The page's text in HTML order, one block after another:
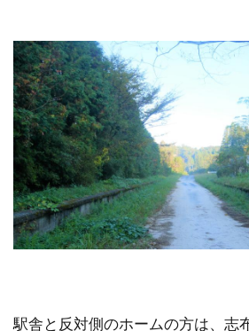
駅舎と反対側のホームの方は、志